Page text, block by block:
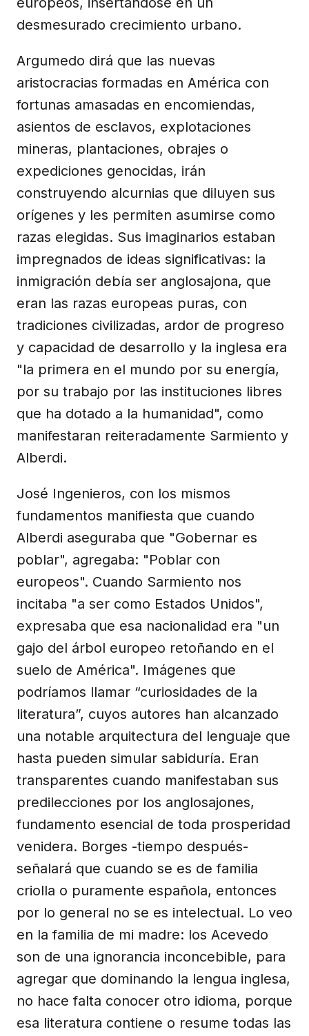
desmesurado crecimiento urbano.
Argumedo dirá que las nuevas
aristocracias formadas en América con
fortunas amasadas en encomiendas,
asientos de esclavos, explotaciones
mineras, plantaciones, obrajes o
expediciones genocidas, irán
construyendo alcurnias que diluyen sus
orígenes y les permiten asumirse como
razas elegidas. Sus imaginarios estaban
impregnados de ideas significativas: la
inmigración debía ser anglosajona, que
eran las razas europeas puras, con
tradiciones civilizadas, ardor de progreso
y capacidad de desarrollo y la inglesa era
"la primera en el mundo por su energía,
por su trabajo por las instituciones libres
que ha dotado a la humanidad", como
manifestaran reiteradamente Sarmiento y
Alberdi.
José Ingenieros, con los mismos
fundamentos manifiesta que cuando
Alberdi aseguraba que "Gobernar es
poblar", agregaba: "Poblar con
europeos". Cuando Sarmiento nos
incitaba "a ser como Estados Unidos",
expresaba que esa nacionalidad era "un
gajo del árbol europeo retoñando en el
suelo de América". Imágenes que
podríamos llamar “curiosidades de la
literatura”, cuyos autores han alcanzado
una notable arquitectura del lenguaje que
hasta pueden simular sabiduría. Eran
transparentes cuando manifestaban sus
predilecciones por los anglosajones,
fundamento esencial de toda prosperidad
venidera. Borges -tiempo después-
señalará que cuando se es de familia
criolla o puramente española, entonces
por lo general no se es intelectual. Lo veo
en la familia de mi madre: los Acevedo
son de una ignorancia inconcebible, para
agregar que dominando la lengua inglesa,
no hace falta conocer otro idioma, porque
esa literatura contiene o resume todas las